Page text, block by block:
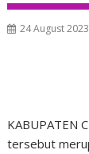
24 August 2023
KABUPATEN
tersebut